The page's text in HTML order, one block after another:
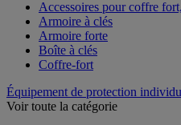
Accessoires pour coffre
Armoire à clés
Armoire forte
Boîte à clés
Coffre-fort
Équipement de protection
Voir toute la catégorie